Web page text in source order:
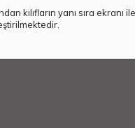
kılıfların yanı sıra